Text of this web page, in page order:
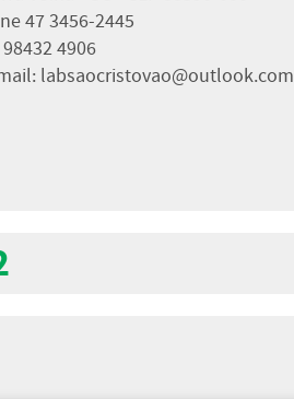
47 3456-2445
4906
labsaocristovao@outlook.com